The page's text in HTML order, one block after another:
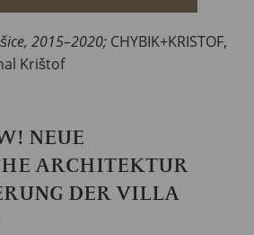
2015–2020; CHYBIK+KRISTOF,
Krištof
NEUE
ARCHITEKTUR
DER VILLA